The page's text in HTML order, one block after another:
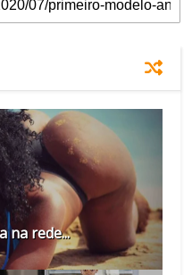
na rede...